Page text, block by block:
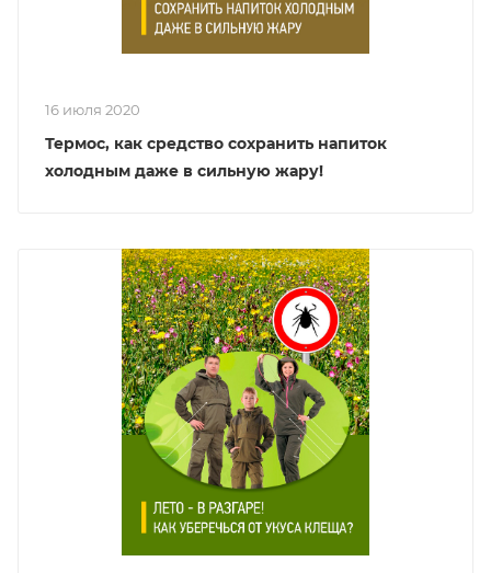
16 июля 2020
Термос, как средство сохранить напиток
холодным даже в сильную жару!